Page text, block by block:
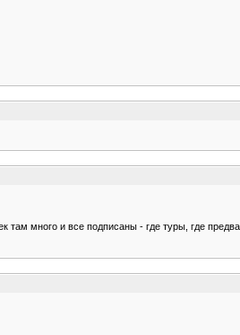
много и все подписаны - где туры, где